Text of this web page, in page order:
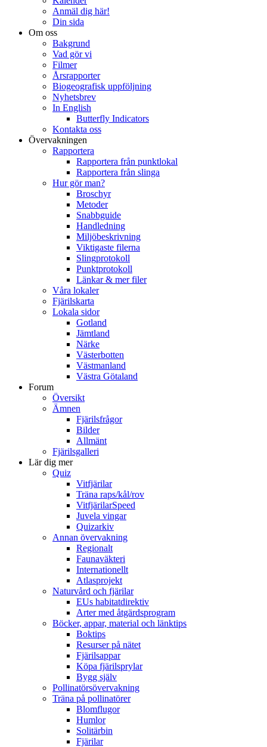
Anmäl dig här!
Din sida
Om oss
Bakgrund
Vad gör vi
Filmer
Årsrapporter
Biogeografisk uppföljning
Nyhetsbrev
In English
Butterfly Indicators
Kontakta oss
Övervakningen
Rapportera
Rapportera från punktlokal
Rapportera från slinga
Hur gör man?
Broschyr
Metoder
Snabbguide
Handledning
Miljöbeskrivning
Viktigaste filerna
Slingprotokoll
Punktprotokoll
Länkar & mer filer
Våra lokaler
Fjärilskarta
Lokala sidor
Gotland
Jämtland
Närke
Västerbotten
Västmanland
Västra Götaland
Forum
Översikt
Ämnen
Fjärilsfrågor
Bilder
Allmänt
Fjärilsgalleri
Lär dig mer
Quiz
Vitfjärilar
Träna raps/kål/rov
VitfjärilarSpeed
Juvela vingar
Quizarkiv
Annan övervakning
Regionalt
Faunaväkteri
Internationellt
Atlasprojekt
Naturvård och fjärilar
EUs habitatdirektiv
Arter med åtgärdsprogram
Böcker, appar, material och länktips
Boktips
Resurser på nätet
Fjärilsappar
Köpa fjärilsprylar
Bygg själv
Pollinatörsövervakning
Träna på pollinatörer
Blomflugor
Humlor
Solitärbin
Fjärilar